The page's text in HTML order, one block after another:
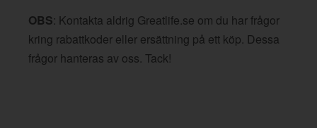
OBS: Kontakta aldrig Greatlife.se om du har frågor
kring rabattkoder eller ersättning på ett köp. Dessa
frågor hanteras av oss. Tack!